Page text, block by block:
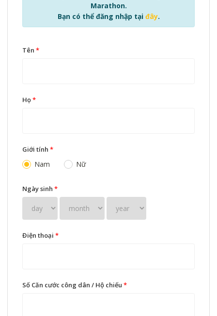
Marathon.
Bạn có thể đăng nhập tại đây.
Tên *
Họ*
Giới tính *
Nam Nữ
Ngày sinh *
Điện thoại *
Số Căn cước công dân / Hộ chiếu *